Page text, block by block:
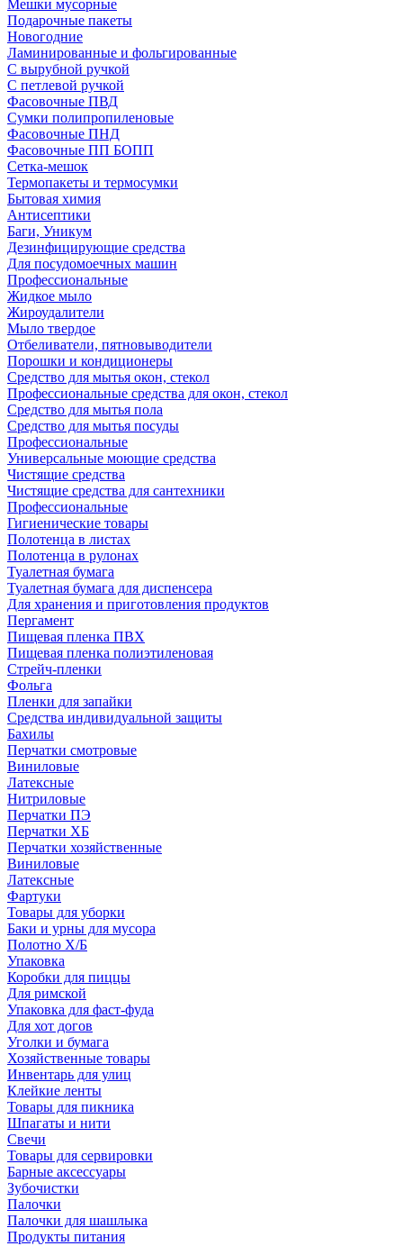
Мешки мусорные
Подарочные пакеты
Новогодние
Ламинированные и фольгированные
С вырубной ручкой
С петлевой ручкой
Фасовочные ПВД
Сумки полипропиленовые
Фасовочные ПНД
Фасовочные ПП БОПП
Сетка-мешок
Термопакеты и термосумки
Бытовая химия
Антисептики
Баги, Уникум
Дезинфицирующие средства
Для посудомоечных машин
Профессиональные
Жидкое мыло
Жироудалители
Мыло твердое
Отбеливатели, пятновыводители
Порошки и кондиционеры
Средство для мытья окон, стекол
Профессиональные средства для окон, стекол
Средство для мытья пола
Средство для мытья посуды
Профессиональные
Универсальные моющие средства
Чистящие средства
Чистящие средства для сантехники
Профессиональные
Гигиенические товары
Полотенца в листах
Полотенца в рулонах
Туалетная бумага
Туалетная бумага для диспенсера
Для хранения и приготовления продуктов
Пергамент
Пищевая пленка ПВХ
Пищевая пленка полиэтиленовая
Стрейч-пленки
Фольга
Пленки для запайки
Средства индивидуальной защиты
Бахилы
Перчатки смотровые
Виниловые
Латексные
Нитриловые
Перчатки ПЭ
Перчатки ХБ
Перчатки хозяйственные
Виниловые
Латексные
Фартуки
Товары для уборки
Баки и урны для мусора
Полотно Х/Б
Упаковка
Коробки для пиццы
Для римской
Упаковка для фаст-фуда
Для хот догов
Уголки и бумага
Хозяйственные товары
Инвентарь для улиц
Клейкие ленты
Товары для пикника
Шпагаты и нити
Свечи
Товары для сервировки
Барные аксессуары
Зубочистки
Палочки
Палочки для шашлыка
Продукты питания